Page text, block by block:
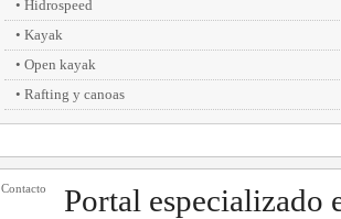
Hidrospeed
Kayak
Open kayak
Rafting y canoas
Contacto
Portal especializado